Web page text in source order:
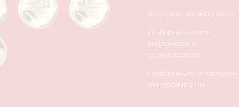
Виртуальная экскурсия
Информация для
акционеров и
стейкхолдеров
Информация о поставках
электроэнергии